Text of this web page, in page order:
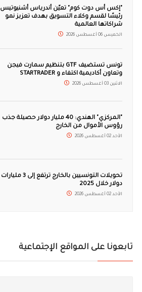
"إكس أس دوت كوم" تعيّن أندرياس أشنيوتيس
رئيسًا لقسم وكلاء التسويق بهدف تعزيز نمو
شراكاتها العالمية
الخميس 06 أغسطس 2026
تونس تستضيف GTF بتنظيم سمارت فيجن
وتعاون أكاديمية اكتفاء و STARTRADER
الاثنين 03 أغسطس 2026
"المركزي" الهندي: 40 مليار دولار حصيلة جذب
رؤوس الأموال من الخارج
الأحد 02 أغسطس 2026
تحويلات التونسيين بالخارج ترتفع إلى 3 مليارات
دولار خلال 2025
الأحد 02 أغسطس 2026
تابعونا على المواقع الإجتماعية